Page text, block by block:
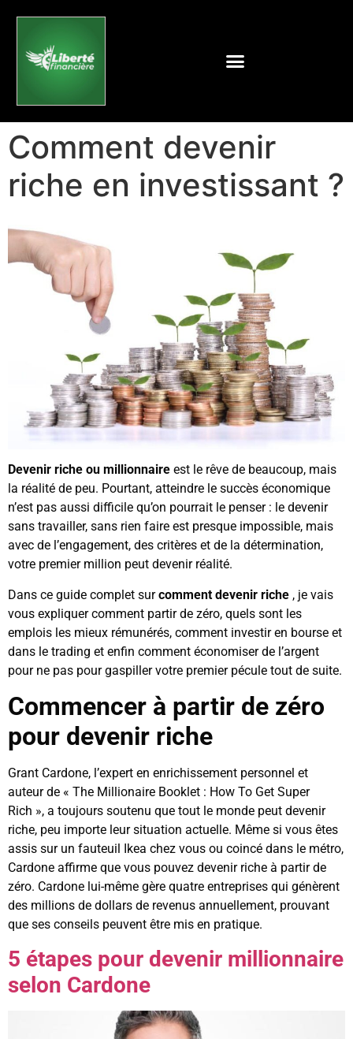
Comment devenir
riche en investissant ?
Devenir riche ou millionnaire est le rêve de beaucoup, mais
la réalité de peu. Pourtant, atteindre le succès économique
n’est pas aussi difficile qu’on pourrait le penser : le devenir
sans travailler, sans rien faire est presque impossible, mais
avec de l’engagement, des critères et de la détermination,
votre premier million peut devenir réalité.
Dans ce guide complet surcomment devenir riche , je vais
vous expliquer comment partir de zéro, quels sont les
emplois les mieux rémunérés, comment investir en bourse et
dans le trading et enfin comment économiser de l’argent
pour ne pas pour gaspiller votre premier pécule tout de suite.
Commencer à partir de zéro
pour devenir riche
Grant Cardone, l’expert en enrichissement personnel et
auteur de « The Millionaire Booklet : How To Get Super
Rich », a toujours soutenu que tout le monde peut devenir
riche, peu importe leur situation actuelle. Même si vous êtes
assis sur un fauteuil Ikea chez vous ou coincé dans le métro,
Cardone affirme que vous pouvez devenir riche à partir de
zéro. Cardone lui-même gère quatre entreprises qui génèrent
des millions de dollars de revenus annuellement, prouvant
que ses conseils peuvent être mis en pratique.
5 étapes pour devenir millionnaire
selon Cardone